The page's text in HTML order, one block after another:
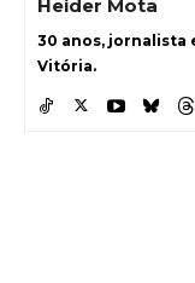
Heider Mota
30 anos, jornalista
Vitória.